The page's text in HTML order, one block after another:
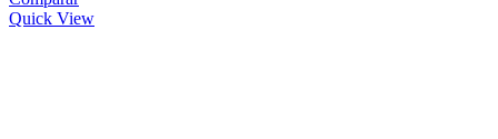
Quick View